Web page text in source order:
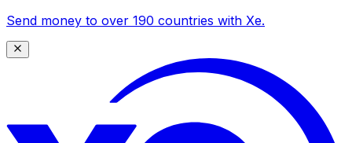
Send money to over 190 countries with Xe.